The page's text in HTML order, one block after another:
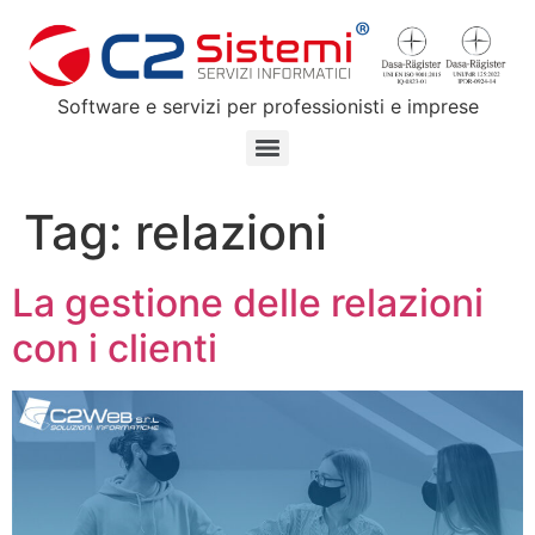
Software e servizi per professionisti e imprese
Tag: relazioni
La gestione delle relazioni
con i clienti